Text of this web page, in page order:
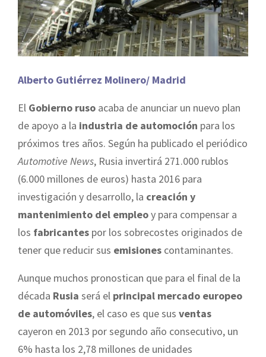
Alberto Gutiérrez Molinero/ Madrid
El Gobierno ruso acaba de anunciar un nuevo plan
de apoyo a la industria de automoción para los
próximos tres años. Según ha publicado el periódico
Automotive News, Rusia invertirá 271.000 rublos
(6.000 millones de euros) hasta 2016 para
investigación y desarrollo, la creación y
mantenimiento del empleoy para compensar a
los fabricantes por los sobrecostes originados de
tener que reducir sus emisiones contaminantes.
Aunque muchos pronostican que para el final de la
década Rusia será el principal mercado europeo
de automóviles, el caso es que sus ventas
cayeron en 2013 por segundo año consecutivo, un
6% hasta los 2,78 millones de unidades